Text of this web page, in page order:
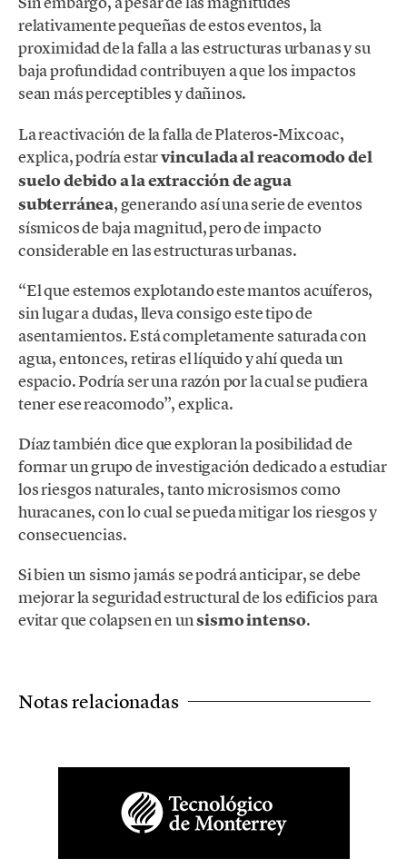
relativamente pequeñas de estos eventos, la
proximidad de la falla a las estructuras urbanas y su
baja profundidad contribuyen a que los impactos
sean más perceptibles y dañinos.
La reactivación de la falla de Plateros-Mixcoac,
explica, podría estarvinculada al reacomodo del
suelodebido a la extracción de agua
subterránea, generando así una serie de eventos
sísmicos de baja magnitud, pero de impacto
considerable en las estructuras urbanas.
“El que estemos explotando este mantos acuíferos,
sin lugar a dudas, lleva consigo este tipo de
asentamientos. Está completamente saturada con
agua, entonces, retiras el líquido y ahí queda un
espacio. Podría ser una razón por la cual se pudiera
tener ese reacomodo”, explica.
Díaz también dice que exploran la posibilidad de
formar un grupo de investigación dedicado a estudiar
los riesgos naturales, tanto microsismos como
huracanes, con lo cual se pueda mitigar los riesgos y
consecuencias.
Si bien un sismo jamás se podrá anticipar, se debe
mejorar la seguridad estructural de los edificios para
evitar que colapsen en unsismo intenso.
Notas relacionadas